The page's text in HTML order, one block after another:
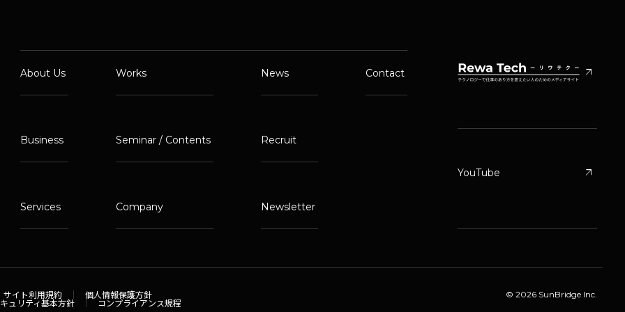
About Us
Business
Services
Works
Seminar / Contents
Company
News
Recruit
Newsletter
Contact arrow_outward
YouTube arrow_outward
サイト利用規約 個人情報保護方針
ュリティ基本方針 コンプライアンス規程
© 2026 SunBridge Inc.